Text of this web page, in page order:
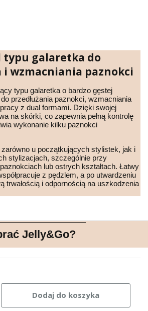
typu galaretka do
i wzmacniania paznokci
typu galaretka o bardzo gęstej
przedłużania paznokci, wzmacniania
z dual formami. Dzięki swojej
na skórki, co zapewnia pełną kontrolę
wykonanie kilku paznokci
u początkujących stylistek, jak i
stylizacjach, szczególnie przy
lub ostrych kształtach. Łatwy
z pędzlem, a po utwardzeniu
trwałością i odpornością na uszkodzenia
Jelly&Go?
Dodaj do koszyka